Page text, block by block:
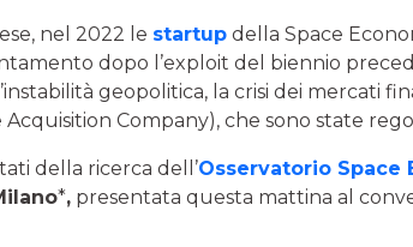
nel 2022 le startup della Space
dopo l’exploit del biennio
geopolitica, la crisi dei mercati
Acquisition Company), che sono state
della ricerca dell’Osservatorio Space
*, presentata questa mattina al